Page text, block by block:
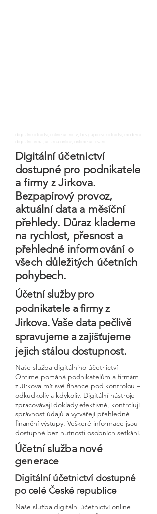
digitalni uctnictvi, online uctnictvi, bezpapirove uctnictvi, moderni
digitalni firma, uctarna online, ontime uctovani
Digitální účetnictví
dostupné pro podnikatele
a firmy z Jirkova.
Bezpapírový provoz,
aktuální data a měsíční
přehledy. Důraz klademe
na rychlost, přesnost a
přehledné informování o
všech důležitých účetních
pohybech.
Účetní služby pro
podnikatele a firmy z
Jirkova. Vaše data pečlivě
spravujeme a zajišťujeme
jejich stálou dostupnost.
Naše služba digitálního účetnictví
Ontime pomáhá podnikatelům a firmám
z Jirkova mít své finance pod kontrolou –
odkudkoliv a kdykoliv. Digitální nástroje
zpracovávají doklady efektivně, kontrolují
správnost údajů a vytvářejí přehledné
finanční výstupy. Veškeré informace jsou
dostupné bez nutnosti osobních setkání.
Účetní služba nové
generace
Digitální účetnictví dostupné
po celé České republice
Naše služba digitální účetnictví online